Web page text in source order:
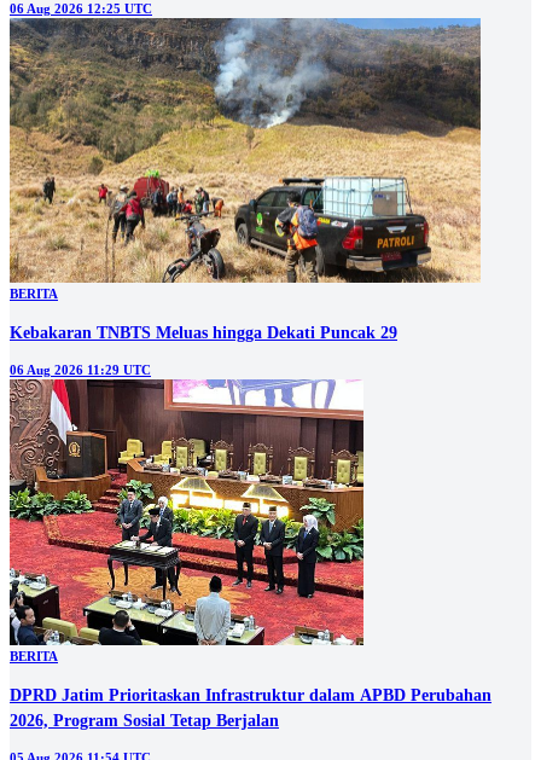
06 Aug 2026 12:25 UTC
BERITA
Kebakaran TNBTS Meluas hingga Dekati Puncak 29
06 Aug 2026 11:29 UTC
BERITA
DPRD Jatim Prioritaskan Infrastruktur dalam APBD Perubahan
2026, Program Sosial Tetap Berjalan